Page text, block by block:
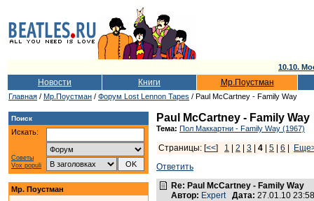
10.10.
Новости Книги Мр.Поустман
Главная / Мр.Поустман / Форум Lost Lennon Tapes / Paul McCartney - Family Way
Поиск
Искать:
Советы
Vox populi
Мр. Поустман
Paul McCartney - Family Way
Тема: Пол Маккартни - Family Way (1967)
Страницы: [<<] 1 2 3 4 5 6
Ответить
Re: Paul McCartney - Family Way
Автор: Expert Дата: 27.01.10